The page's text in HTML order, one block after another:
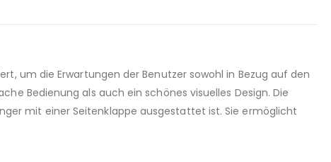
um die Erwartungen der Benutzer sowohl in Bezug auf den
Bedienung als auch ein schönes visuelles Design. Die
mit einer Seitenklappe ausgestattet ist. Sie ermöglicht